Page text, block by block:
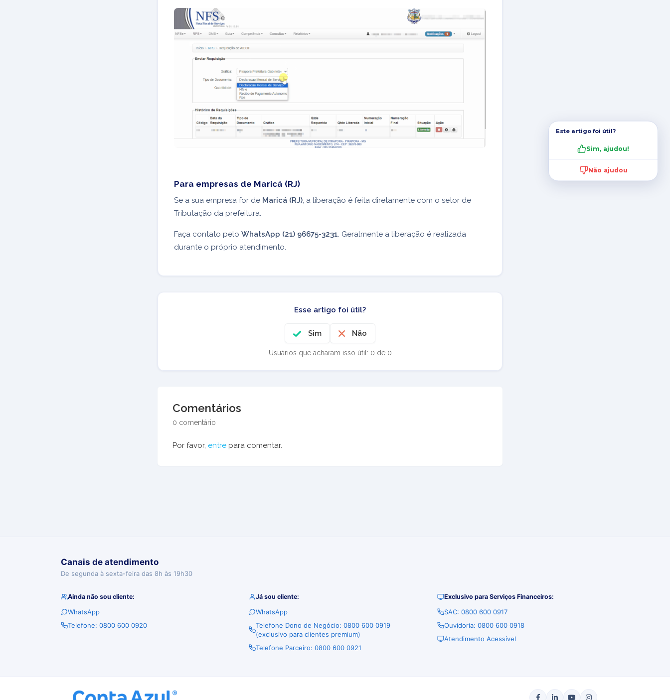
Para empresas de Maricá (RJ)
Se a sua empresa for de Maricá (RJ) , a liberação é feita diretamente com o setor de
Tributação da prefeitura.
Faça contato pelo WhatsApp (21) 96675-3231 . Geralmente a liberação é realizada
durante o próprio atendimento.
Esse artigo foi útil?
Sim Não
Usuários que acharam isso útil: 0 de 0
Comentários
0 comentário
Por favor, entre para comentar.
Este artigo foi útil?
Sim, ajudou!
Não ajudou
Canais de atendimento
De segunda à sexta-feira das 8h às 19h30
Ainda não sou cliente:
WhatsApp
Telefone: 0800 600 0920
Já sou cliente:
WhatsApp
Telefone Dono de Negócio: 0800 600 0919
(exclusivo para clientes premium)
Telefone Parceiro: 0800 600 0921
Exclusivo para Serviços Financeiros:
SAC: 0800 600 0917
Ouvidoria: 0800 600 0918
Atendimento Acessível